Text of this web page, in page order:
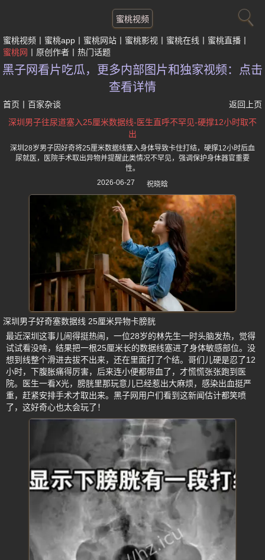
蜜桃视频
蜜桃视频 蜜桃app 蜜桃网站 蜜桃影视 蜜桃在线
蜜桃直播
蜜桃网
原创作者 热门话题
黑子网看片吃瓜，更多内部图片和独家视频：点击
查看详情
首页 百家杂谈
返回上页
深圳男子往尿道塞入25厘米数据线-医生直呼不罕见-硬撑12小时取不
出
深圳28岁男子因好奇将25厘米数据线塞入身体导致卡住打结，硬撑12小时后血
尿就医，医院手术取出异物并提醒此类情况不罕见，强调保护身体器官重要
性。
2026-06-27
祝晓晗
深圳男子好奇塞数据线 25厘米异物卡膀胱
最近深圳这事儿闹得挺热闹，一位28岁的林先生一时头脑发热，觉得
试试看没啥，结果把一根25厘米长的数据线塞进了身体敏感部位。没
想到线整个滑进去拔不出来，还在里面打了个结。哥们儿硬是忍了12
小时，下腹胀痛得厉害，后来连小便都带血了，才慌慌张张跑到医
院。医生一看X光，膀胱里那玩意儿已经惹出大麻烦，感染出血挺严
重，赶紧安排手术才取出来。黑子网用户们看到这新闻估计都笑喷
了，这好奇心也太会玩了！